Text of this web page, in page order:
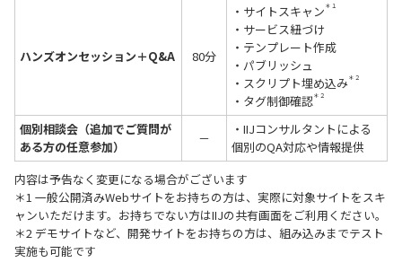
ハンズオンセッション＋Q&A 80分
・サイトスキャン ＊１
・サービス紐づけ
・テンプレート作成
・パブリッシュ
・スクリプト埋め込み＊２
・タグ制御確認＊２
個別相談会（追加でご質問が
ある方の任意参加）
－
・IIJコンサルタントによる
個別のQA対応や情報提供
内容は予告なく変更になる場合がございます
＊1 一般公開済みWebサイトをお持ちの方は、実際に対象サイトをスキ
ャンいただけます。お持ちでない方はIIJの共有画面をご利用ください。
＊2 デモサイトなど、開発サイトをお持ちの方は、組み込みまでテスト
実施も可能です